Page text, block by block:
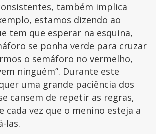
também implica
estamos dizendo ao
tem que esperar na esquina,
se ponha verde para cruzar
o semáforo no vermelho,
ninguém”. Durante este
uma grande paciência dos
cansem de repetir as regras,
cada vez que o menino esteja a
las.